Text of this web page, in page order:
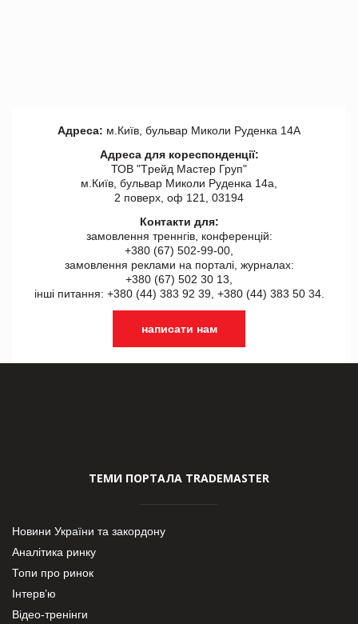
Адреса: м.Київ, бульвар Миколи Руденка 14А
Адреса для кореспонденції:
ТОВ "Tрейд Мастер Груп"
м.Київ, бульвар Миколи Руденка 14а,
2 поверх, оф 121, 03194
Контакти для:
замовлення треннгів, конференцій:
+380 (67) 502-99-00,
замовлення реклами на порталі, журналах:
+380 (67) 502 30 13,
інші питання: +380 (44) 383 92 39, +380 (44) 383 50 34.
написати нам
ТЕМИ ПОРТАЛА TRADEMASTER
Новини України та закордону
Аналітика ринку
Топи про ринок
Інтерв’ю
Відео-тренінги